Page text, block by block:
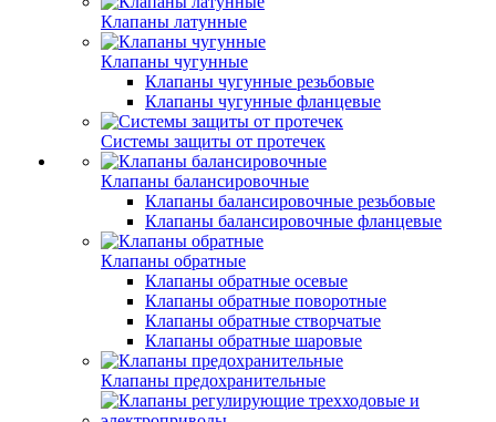
Клапаны латунные
Клапаны чугунные
Клапаны чугунные резьбовые
Клапаны чугунные фланцевые
Системы защиты от протечек
Клапаны балансировочные
Клапаны балансировочные резьбовые
Клапаны балансировочные фланцевые
Клапаны обратные
Клапаны обратные осевые
Клапаны обратные поворотные
Клапаны обратные створчатые
Клапаны обратные шаровые
Клапаны предохранительные